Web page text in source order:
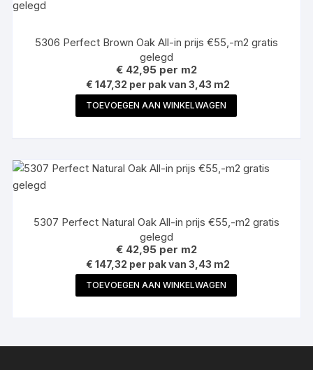
5306 Perfect Brown Oak All-in prijs €55,-m2 gratis
gelegd
€42,95per m2
€ 147,32 per pak van 3,43 m2
TOEVOEGEN AAN WINKELWAGEN
5307 Perfect Natural Oak All-in prijs €55,-m2 gratis
gelegd
€42,95per m2
€ 147,32 per pak van 3,43 m2
TOEVOEGEN AAN WINKELWAGEN